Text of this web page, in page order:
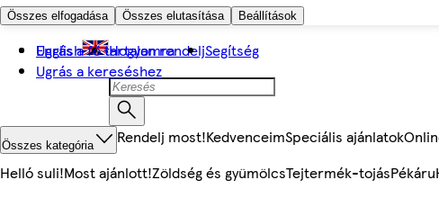
Összes elfogadása Összes elutasítása Beállítások
Ugrás a fő tartalomra
Ugrás a kereséshez
English Hogyan rendeljSegítség
Összes kategória Rendelj most!KedvenceimSpeciális ajánlatok
Helló suli!Most ajánlott!Zöldség és gyümölcsTejtermék-tojásPékáru